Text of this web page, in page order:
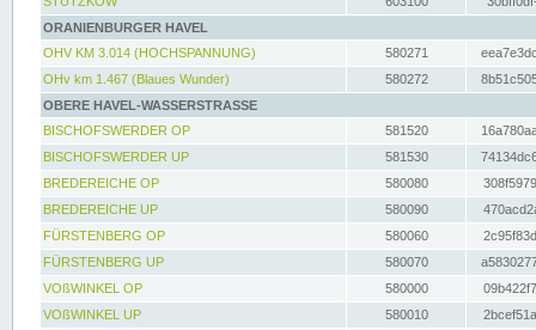
ORANIENBURGER HAVEL
OHV KM 3.014 (HOCHSPANNUNG)
580271
OHv km 1.467 (Blaues Wunder)
580272
OBERE HAVEL-WASSERSTRASSE
BISCHOFSWERDER OP
581520
BISCHOFSWERDER UP
581530
BREDEREICHE OP
580080
BREDEREICHE UP
580090
FÜRSTENBERG OP
580060
FÜRSTENBERG UP
580070
VOßWINKEL OP
580000
VOßWINKEL UP
580010